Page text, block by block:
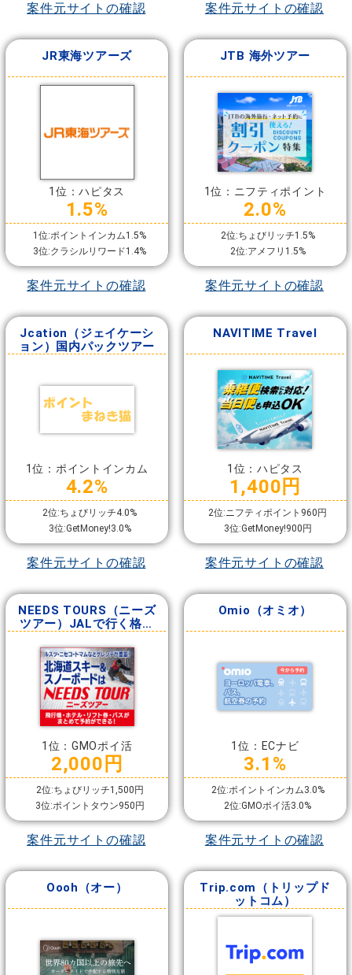
案件元サイトの確認 案件元サイトの確認
JR東海ツアーズ
1位：ハピタス
1.5%
1位:ポイントインカム1.5%
3位:クラシルリワード1.4%
案件元サイトの確認
JTB 海外ツアー
1位：ニフティポイント
2.0%
2位:ちょびリッチ1.5%
2位:アメフリ1.5%
案件元サイトの確認
Jcation（ジェイケーシ
ョン）国内パックツアー
1位：ポイントインカム
4.2%
2位:ちょびリッチ4.0%
3位:GetMoney!3.0%
案件元サイトの確認
NAVITIME Travel
1位：ハピタス
1,400円
2位:ニフティポイント960円
3位:GetMoney!900円
案件元サイトの確認
NEEDS TOURS（ニーズ
ツアー）JALで行く格安
1位：GMOポイ活
2,000円
2位:ちょびリッチ1,500円
3位:ポイントタウン950円
案件元サイトの確認
Omio（オミオ）
1位：ECナビ
3.1%
2位:ポイントインカム3.0%
2位:GMOポイ活3.0%
案件元サイトの確認
Oooh（オー）
Trip.com（トリップド
ットコム）